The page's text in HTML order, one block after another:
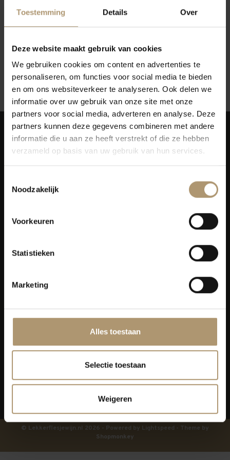
Toestemming Details Over
Deze website maakt gebruik van cookies
We gebruiken cookies om content en advertenties te
personaliseren, om functies voor social media te bieden
en om ons websiteverkeer te analyseren. Ook delen we
informatie over uw gebruik van onze site met onze
partners voor social media, adverteren en analyse. Deze
partners kunnen deze gegevens combineren met andere
informatie die u aan ze heeft verstrekt of die ze hebben
verzameld op basis van uw gebruik van hun services.
Noodzakelijk
Voorkeuren
Statistieken
Marketing
Alles toestaan
Selectie toestaan
Weigeren
Geen producten gevonden!...
Terug naar vorige pagina
2431 AE Noorden
info@lekkerflesjewijn.nl
Klantenservice
© Lekkerflesjewijn.nl 2026 - Powered by Lightspeed - Theme by
Shopmonkey